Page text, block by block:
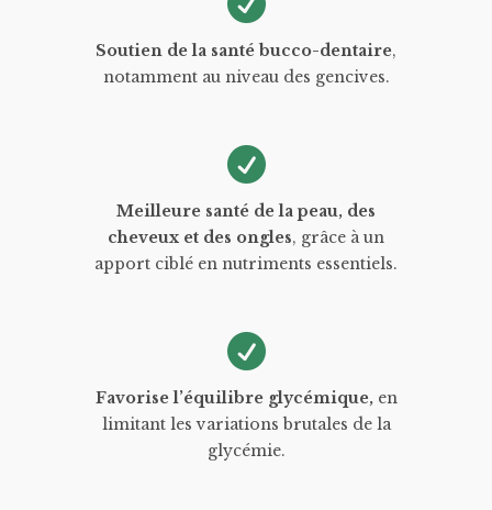
Soutien de la santé bucco-dentaire,
notamment au niveau des gencives.
Meilleure santé de la peau, des
cheveux et des ongles, grâce à un
apport ciblé en nutriments essentiels.
Favorise l’équilibre glycémique,en
limitant les variations brutales de la
glycémie.